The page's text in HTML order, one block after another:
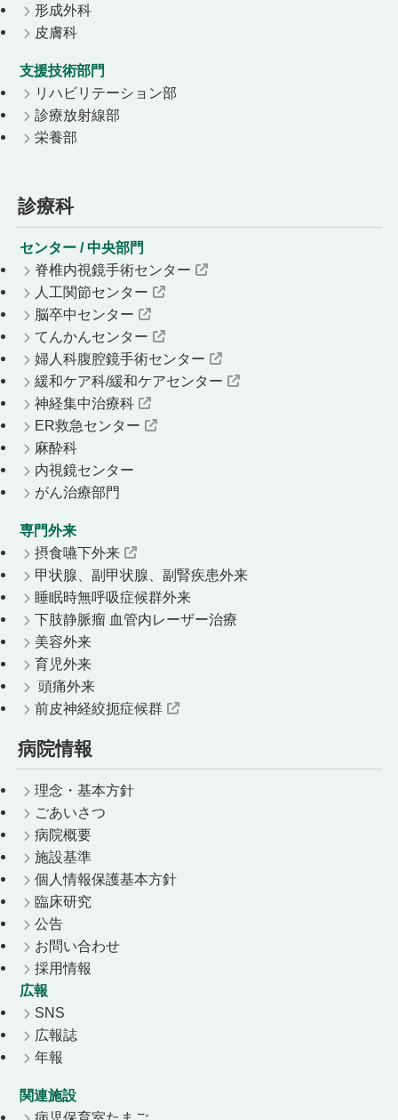
形成外科
皮膚科
支援技術部門
リハビリテーション部
診療放射線部
栄養部
診療科
センター / 中央部門
脊椎内視鏡手術センター
人工関節センター
脳卒中センター
てんかんセンター
婦人科腹腔鏡手術センター
緩和ケア科/緩和ケアセンター
神経集中治療科
ER救急センター
麻酔科
内視鏡センター
がん治療部門
専門外来
摂食嚥下外来
甲状腺、副甲状腺、副腎疾患外来
睡眠時無呼吸症候群外来
下肢静脈瘤 血管内レーザー治療
美容外来
育児外来
頭痛外来
前皮神経絞扼症候群
病院情報
理念・基本方針
ごあいさつ
病院概要
施設基準
個人情報保護基本方針
臨床研究
公告
お問い合わせ
採用情報
広報
SNS
広報誌
年報
関連施設